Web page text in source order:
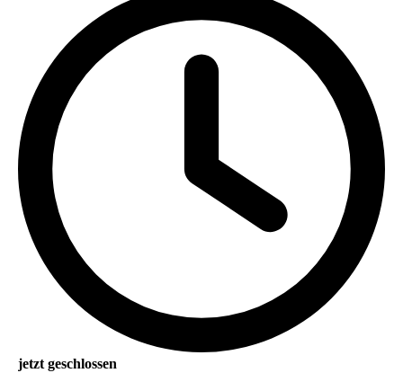
jetzt geschlossen